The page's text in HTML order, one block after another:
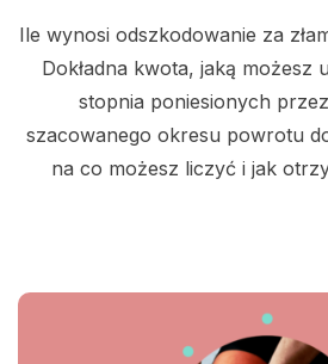
Ile wynosi odszkodowanie za
Dokładna kwota, jaką możesz
stopnia poniesionych
szacowanego okresu powrotu
na co możesz liczyć i jak